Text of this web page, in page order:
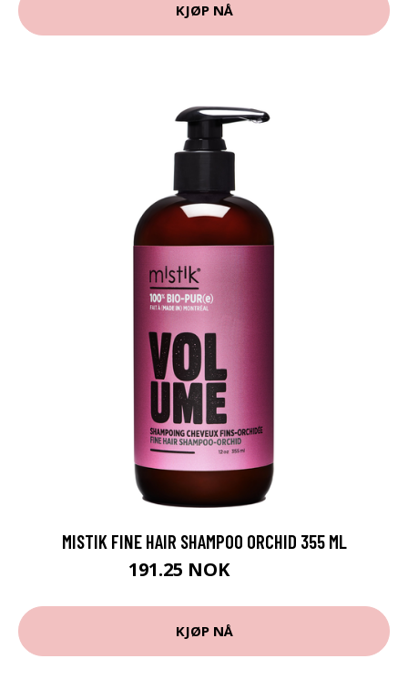
KJØP NÅ
MISTIK FINE HAIR SHAMPOO ORCHID 355 ML
191.25 NOK
KJØP NÅ